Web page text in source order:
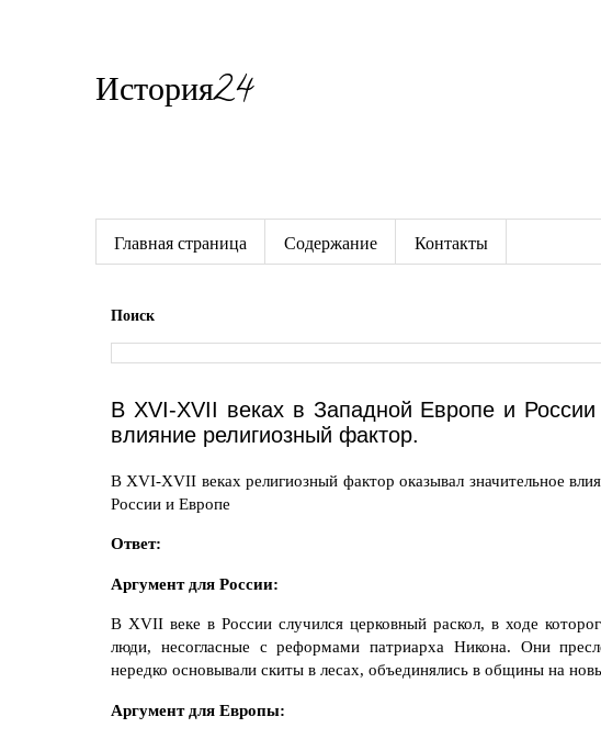
История24
Главная страница Содержание Контакты
Поиск
В XVI-XVII веках в Западной Европе и
влияние религиозный фактор.
В XVI-XVII веках религиозный фактор оказывал значительное
России и Европе
Ответ:
Аргумент для России:
В XVII веке в России случился церковный раскол, в ходе
люди, несогласные с реформами патриарха Никона. Они
нередко основывали скиты в лесах, объединялись в общины на
Аргумент для Европы: